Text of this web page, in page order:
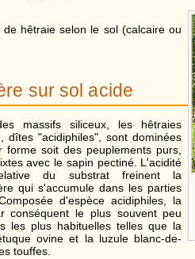
hêtraie selon le sol (calcaire ou
sur sol acide
massifs siliceux, les hêtraies
dîtes "acidiphiles", sont dominées
forme soit des peuplements purs,
avec le sapin pectiné. L'acidité
du substrat freinent la
qui s'accumule dans les parties
d'espèce acidiphiles, la
conséquent le plus souvent peu
les plus habituelles telles que la
ovine et la luzule blanc-de-
touffes.